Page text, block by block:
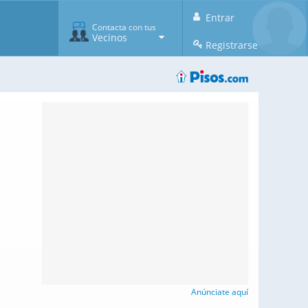
Entrar
Registrarse
Contacta con tus
Vecinos
Anúnciate aquí